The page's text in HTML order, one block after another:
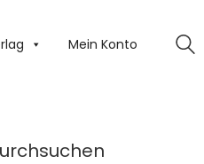
Mein Konto